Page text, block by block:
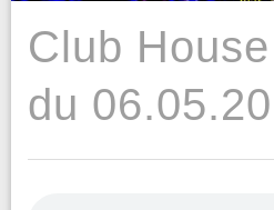
Club
du 06.05.20